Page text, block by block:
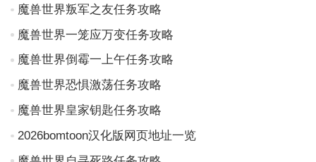
魔兽世界叛军之友任务攻略
魔兽世界一笼应万变任务攻略
魔兽世界倒霉一上午任务攻略
魔兽世界恐惧激荡任务攻略
魔兽世界皇家钥匙任务攻略
2026bomtoon汉化版网页地址一览